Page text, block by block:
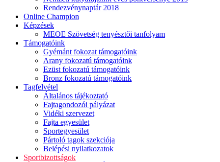
Rendezvénynaptár 2018
Online Champion
Képzések
MEOE Szövetség tenyésztői tanfolyam
Támogatóink
Gyémánt fokozat támogatóink
Arany fokozatú támogatóink
Ezüst fokozatú támogatóink
Bronz fokozatú támogatóink
Tagfelvétel
Általános tájékoztató
Fajtagondozói pályázat
Vidéki szervezet
Fajta egyesület
Sportegyesület
Pártoló tagok szekciója
Belépési nyilatkozatok
Sportbizottságok